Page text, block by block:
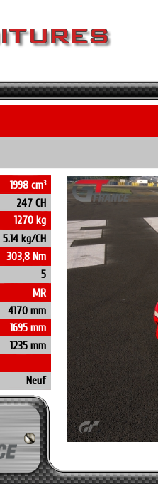
1998 cm3
247 CH
1270 kg
5.14 kg/CH
303,8 Nm
5
MR
4170 mm
1695 mm
1235 mm
Neuf